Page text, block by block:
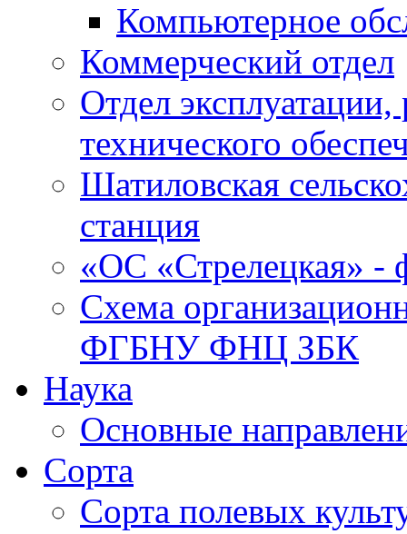
Компьютерное
Коммерческий отдел
Отдел
технического
Шатиловская
станция
«ОС «Стрелецкая»
Схема
ФГБНУ ФНЦ ЗБК
Наука
Основные
Сорта
Сорта полевых